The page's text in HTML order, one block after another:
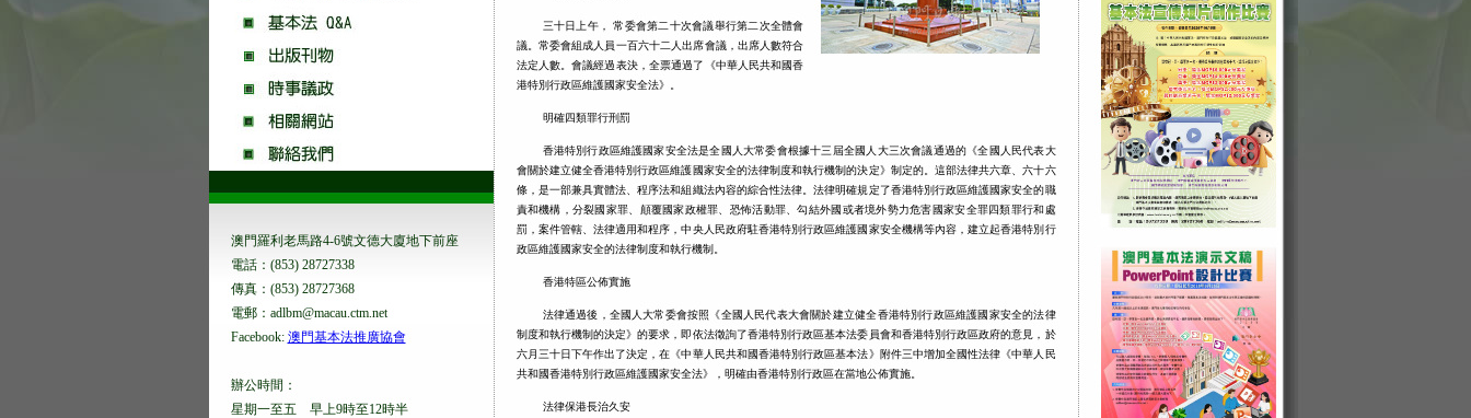
澳門羅利老馬路4-6號文德大廈地下前座
電話：(853) 28727338
傳真：(853) 28727368
電郵：adlbm@macau.ctm.net
Facebook: 澳門基本法推廣協會
辦公時間：
星期一至五 早上9時至12時半
三十日上午， 常委會第二十次會議舉行第二次全體會
議。常委會組成人員一百六十二人出席會議，出席人數符合
法定人數。會議經過表決，全票通過了《中華人民共和國香
港特別行政區維護國家安全法》。
明確四類罪行刑罰
香港特別行政區維護國家安全法是全國人大常委會根據十三屆全國人大三次會議通過的《全國人民代表大
會關於建立健全香港特別行政區維護國家安全的法律制度和執行機制的決定》制定的。這部法律共六章、六十六
條，是一部兼具實體法、程序法和組織法內容的綜合性法律。法律明確規定了香港特別行政區維護國家安全的職
責和機構，分裂國家罪、顛覆國家政權罪、恐怖活動罪、勾結外國或者境外勢力危害國家安全罪四類罪行和處
罰，案件管轄、法律適用和程序，中央人民政府駐香港特別行政區維護國家安全機構等內容，建立起香港特別行
政區維護國家安全的法律制度和執行機制。
香港特區公佈實施
法律通過後，全國人大常委會按照《全國人民代表大會關於建立健全香港特別行政區維護國家安全的法律
制度和執行機制的決定》的要求，即依法徵詢了香港特別行政區基本法委員會和香港特別行政區政府的意見，於
六月三十日下午作出了決定，在《中華人民共和國香港特別行政區基本法》附件三中增加全國性法律《中華人民
共和國香港特別行政區維護國家安全法》，明確由香港特別行政區在當地公佈實施。
法律保港長治久安